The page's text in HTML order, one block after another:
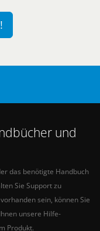
und
das benötigte Handbuch
Sie Support zu
sein, können Sie
unsere Hilfe-
Produkt.